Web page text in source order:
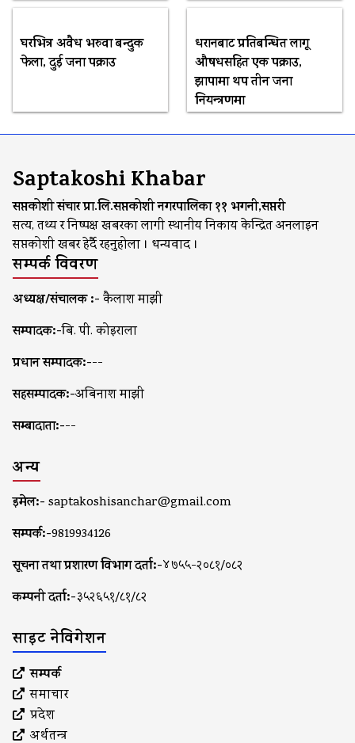
घरभित्र अवैध भरुवा बन्दुक
फेला, दुई जना पक्राउ
धरानबाट प्रतिबन्धित लागू
औषधसहित एक पक्राउ,
झापामा थप तीन जना
नियन्त्रणमा
Saptakoshi Khabar
सप्तकोशी संचार प्रा.लि.सप्तकोशी नगरपालिका ११ भगनी,सप्तरी
सत्य, तथ्य र निष्पक्ष खबरका लागी स्थानीय निकाय केन्द्रित अनलाइन
सप्तकोशी खबर हेर्दै रहनुहोला । धन्यवाद ।
सम्पर्क विवरण
अध्यक्ष/संचालक :- कैलाश माझी
सम्पादक:-बि. पी. कोइराला
प्रधान सम्पादक:---
सहसम्पादक:-अबिनाश माझी
सम्बादाता:---
अन्य
इमेल:- saptakoshisanchar@gmail.com
सम्पर्क:-9819934126
सूचना तथा प्रशारण विभाग दर्ता:-४७५५-२०८१/०८२
कम्पनी दर्ता:-३५२६५१/८१/८२
साइट नेविगेशन
सम्पर्क
समाचार
प्रदेश
अर्थतन्त्र